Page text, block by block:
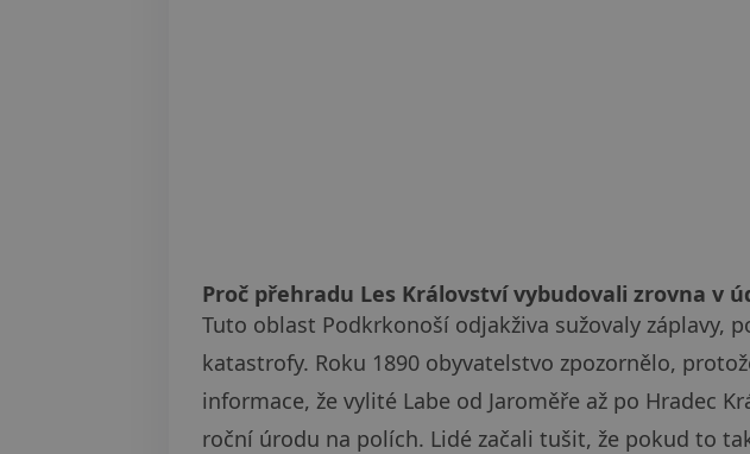
Proč přehradu Les Království vybudovali zrovna v
Tuto oblast Podkrkonoší odjakživa sužovaly záplavy,
katastrofy. Roku 1890 obyvatelstvo zpozornělo,
informace, že vylité Labe od Jaroměře až po Hradec
roční úrodu na polích. Lidé začali tušit, že pokud to